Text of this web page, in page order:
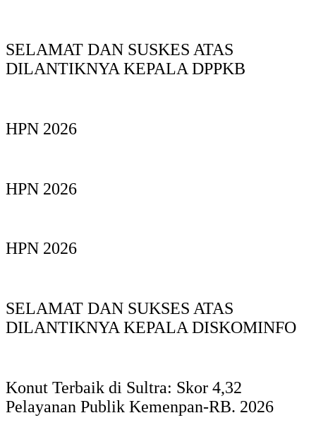
SELAMAT DAN SUSKES ATAS
DILANTIKNYA KEPALA DPPKB
HPN 2026
HPN 2026
HPN 2026
SELAMAT DAN SUKSES ATAS
DILANTIKNYA KEPALA DISKOMINFO
Konut Terbaik di Sultra: Skor 4,32
Pelayanan Publik Kemenpan-RB. 2026